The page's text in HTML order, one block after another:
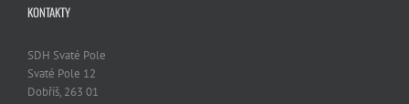
KONTAKTY
SDH Svaté Pole
Svaté Pole 12
Dobříš, 263 01